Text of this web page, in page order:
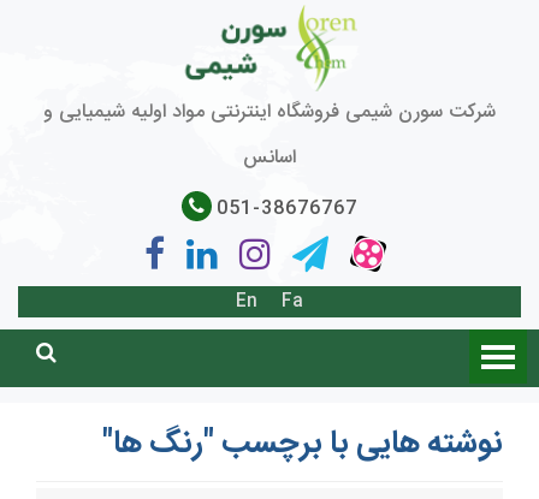
شرکت سورن شیمی فروشگاه اینترنتی مواد اولیه شیمیایی و
اسانس
051-38676767
Fa
En
نوشته هایی با برچسب "رنگ ها"